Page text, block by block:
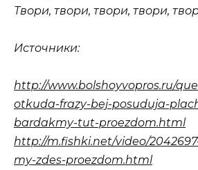
Твори, твори, твори, твори,
Источники:
http://www.bolshoyvopros.ru/
otkuda-frazy-bej-posuduja-
bardakmy-tut-proezdom.html
http://m.fishki.net/video/
my-zdes-proezdom.html